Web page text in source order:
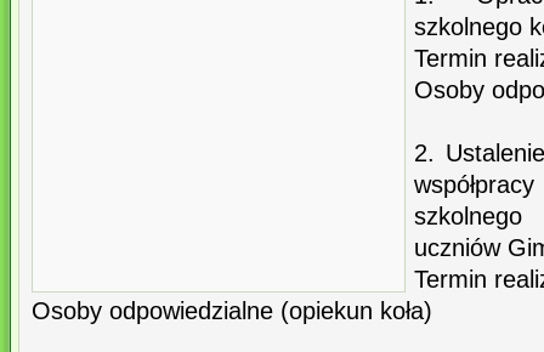
szkolnego
Termin
Osoby
2.
uczniów
Termin
Osoby odpowiedzialne (opiekun koła)